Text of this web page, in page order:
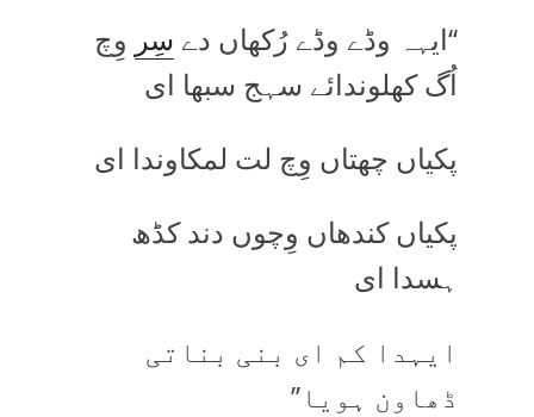
‘‘ایہہ وڈے وڈے رُکھاں دے سِر وِچ
اُگ کھلوندائے سہج سبھا ای
پکیاں چھتاں وِچ لت لمکاوندا ای
پکیاں کندھاں وِچوں دند کڈھ
ہسدا ای
ایہدا کم ای بنی بناتی
ڈھاون ہویا’’